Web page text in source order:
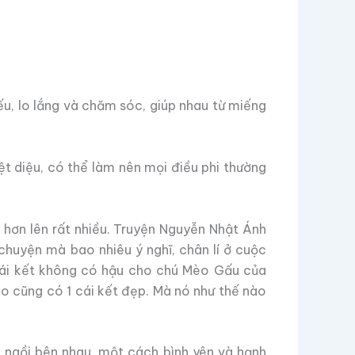
lo lắng và chăm sóc, giúp nhau từ miếng
diệu, có thể làm nên mọi điều phi thường
lên rất nhiều. Truyện Nguyễn Nhật Ánh
mà bao nhiêu ý nghĩ, chân lí ở cuộc
kết không có hậu cho chú Mèo Gấu của
cũng có 1 cái kết đẹp. Mà nó như thế nào